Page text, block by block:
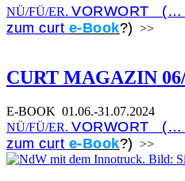
NÜ/FÜ/ER. VORWORT (…
zum curt e-Book?) >>
CURT MAGAZIN
E-BOOK 01.06.-31.07.2024
NÜ/FÜ/ER. VORWORT (…
zum curt e-Book?) >>